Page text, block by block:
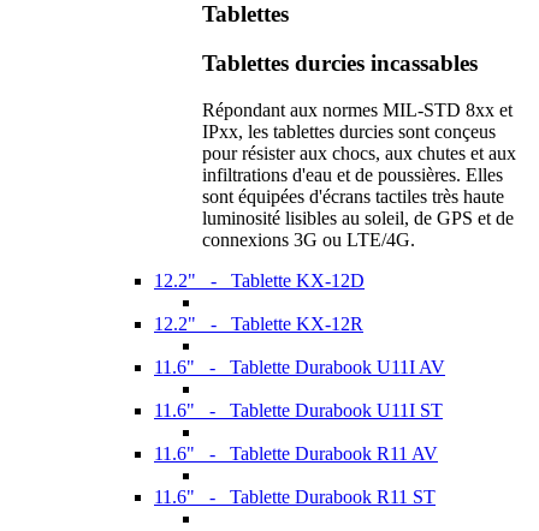
Tablettes
Tablettes durcies incassables
Répondant aux normes MIL-STD 8xx et
IPxx, les tablettes durcies sont conçeus
pour résister aux chocs, aux chutes et aux
infiltrations d'eau et de poussières. Elles
sont équipées d'écrans tactiles très haute
luminosité lisibles au soleil, de GPS et de
connexions 3G ou LTE/4G.
12.2" - Tablette KX-12D
12.2" - Tablette KX-12R
11.6" - Tablette Durabook U11I AV
11.6" - Tablette Durabook U11I ST
11.6" - Tablette Durabook R11 AV
11.6" - Tablette Durabook R11 ST